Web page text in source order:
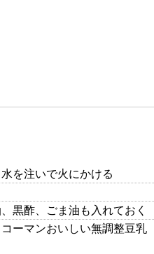
を注いで火にかける
黒酢、ごま油も入れておく
ーマンおいしい無調整豆乳